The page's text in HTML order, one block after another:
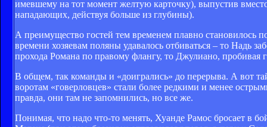
имевшему на тот момент желтую карточку), выпустив
нападающих, действуя больше из глубины).
А преимущество гостей тем временем плавно
времени хозяевам поляны удавалось отбиваться – то Надь
прохода Романа по правому флангу, то Джулиано, пробивая
В общем, так команды и «доигрались» до перерыва. А вот
воротам «говерловцев» стали более редкими и менее
правда, они там не запомнились, но все же.
Понимая, что надо что-то менять, Хуанде Рамос бросает в